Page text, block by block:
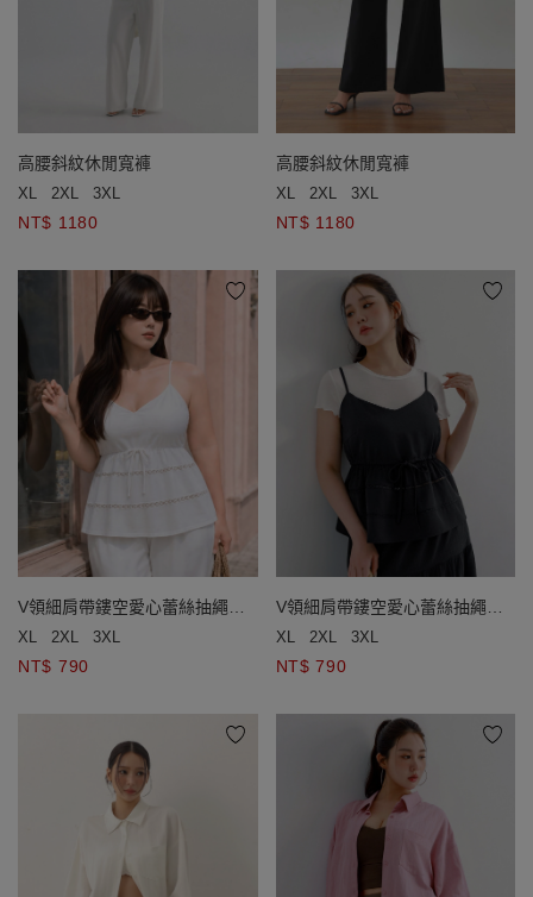
高腰斜紋休閒寬褲
XL 2XL 3XL
NT$ 1180
高腰斜紋休閒寬褲
XL 2XL 3XL
NT$ 1180
V領細肩帶鏤空愛心蕾絲抽繩收
腰傘擺背心(附胸墊)
XL 2XL 3XL
NT$ 790
V領細肩帶鏤空愛心蕾絲抽繩收
腰傘擺背心(附胸墊)
XL 2XL 3XL
NT$ 790